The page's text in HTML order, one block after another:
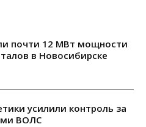
почти 12 МВт мощности
в Новосибирске
усилили контроль за
ВОЛС